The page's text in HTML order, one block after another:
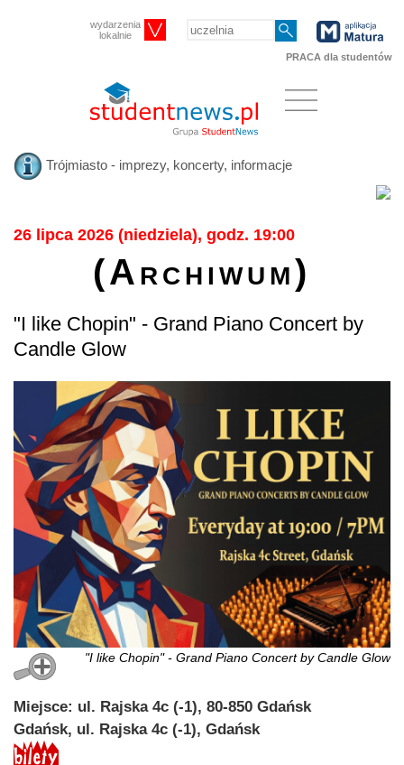
wydarzenia
lokalnie
PRACA dla studentów
Trójmiasto - imprezy, koncerty, informacje
26 lipca 2026 (niedziela), godz. 19:00
(Archiwum)
"I like Chopin" - Grand Piano Concert by
Candle Glow
"I like Chopin" - Grand Piano Concert by Candle Glow
Miejsce: ul. Rajska 4c (-1), 80-850 Gdańsk
Gdańsk, ul. Rajska 4c (-1), Gdańsk